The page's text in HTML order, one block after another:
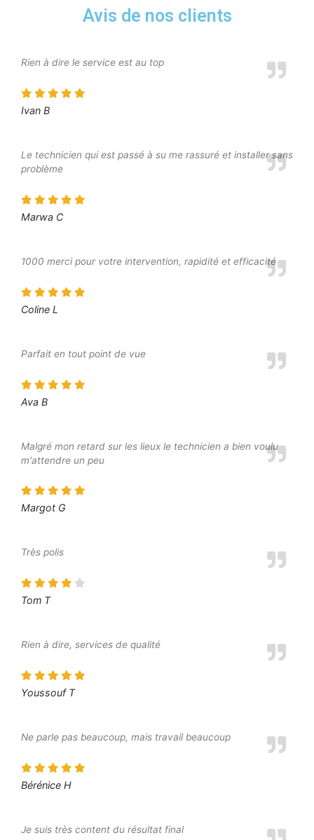
Avis de nos clients
Rien à dire le service est au top
Ivan B
Le technicien qui est passé à su me rassuré et installer sans
problème
Marwa C
1000 merci pour votre intervention, rapidité et efficacité
Coline L
Parfait en tout point de vue
Ava B
Malgré mon retard sur les lieux le technicien a bien voulu
m'attendre un peu
Margot G
Très polis
Tom T
Rien à dire, services de qualité
Youssouf T
Ne parle pas beaucoup, mais travail beaucoup
Bérénice H
Je suis très content du résultat final